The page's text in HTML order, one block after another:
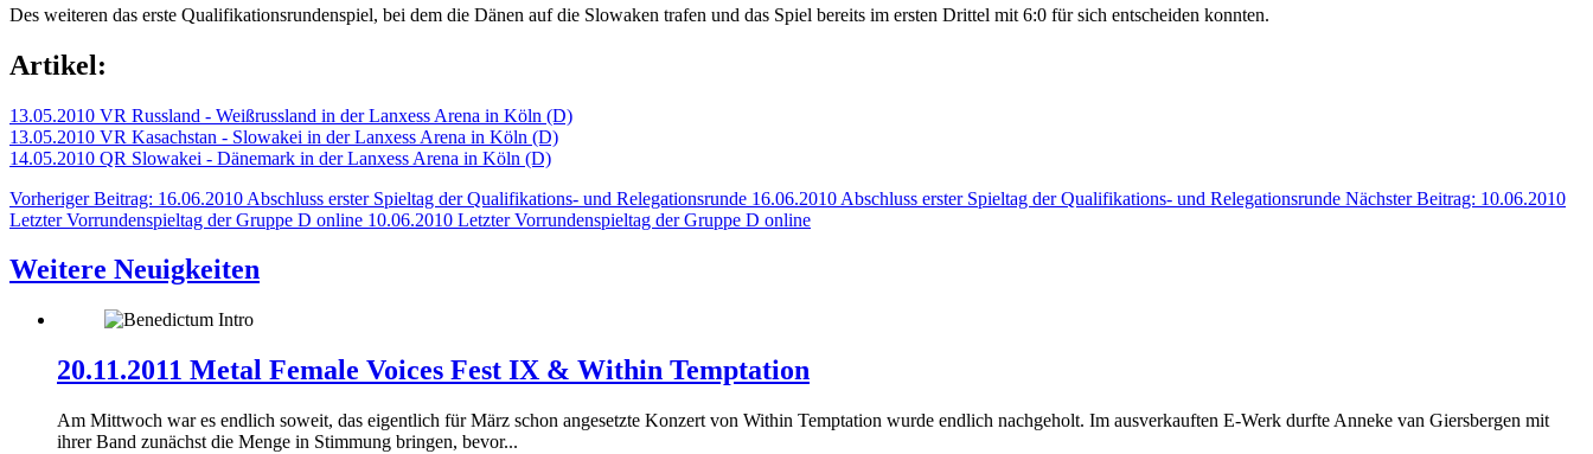
Des weiteren das erste Qualifikationsrundenspiel, bei dem die Dänen auf die Slowaken trafen und das Spiel bereits im ersten Drittel mit 6:0 für sich entscheiden konnten.
Artikel:
13.05.2010 VR Russland - Weißrussland in der Lanxess Arena in Köln (D)
13.05.2010 VR Kasachstan - Slowakei in der Lanxess Arena in Köln (D)
14.05.2010 QR Slowakei - Dänemark in der Lanxess Arena in Köln (D)
Vorheriger Beitrag: 16.06.2010 Abschluss erster Spieltag der Qualifikations- und Relegationsrunde 16.06.2010 Abschluss erster Spieltag der Qualifikations- und Relegationsrunde Nächster Beitrag: 10.06.2010
Letzter Vorrundenspieltag der Gruppe D online 10.06.2010 Letzter Vorrundenspieltag der Gruppe D online
Weitere Neuigkeiten
20.11.2011 Metal Female Voices Fest IX & Within Temptation
Am Mittwoch war es endlich soweit, das eigentlich für März schon angesetzte Konzert von Within Temptation wurde endlich nachgeholt. Im ausverkauften E-Werk durfte Anneke van Giersbergen mit
ihrer Band zunächst die Menge in Stimmung bringen, bevor...